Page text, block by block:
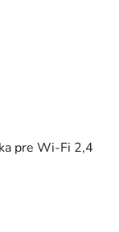
pre Wi-Fi 2,4